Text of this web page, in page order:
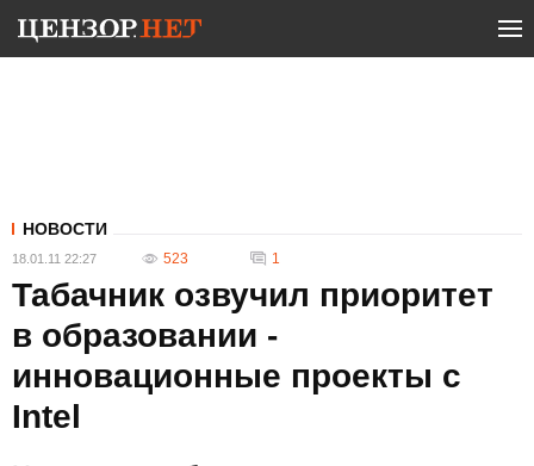
НОВОСТИ
18.01.11 22:27 523 1
Табачник озвучил приоритет
в образовании -
инновационные проекты с
Intel